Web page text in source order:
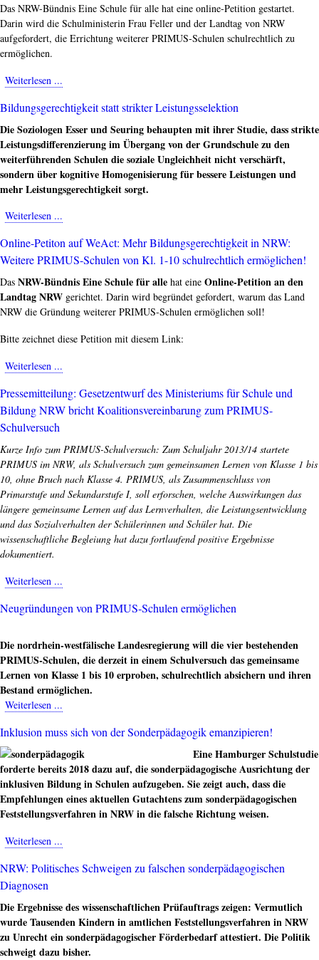
Das NRW-Bündnis Eine Schule für alle hat eine online-Petition gestartet.
Darin wird die Schulministerin Frau Feller und der Landtag von NRW
aufgefordert, die Errichtung weiterer PRIMUS-Schulen schulrechtlich zu
ermöglichen.
Weiterlesen ...
zur
Unterschriftenkampagne
PRIMUS-
Schulen
in
NRW
Bildungsgerechtigkeit statt strikter Leistungsselektion
Die Soziologen Esser und Seuring behaupten mit ihrer Studie, dass strikte
Leistungsdifferenzierung im Übergang von der Grundschule zu den
weiterführenden Schulen die soziale Ungleichheit nicht verschärft,
sondern über kognitive Homogenisierung für bessere Leistungen und
mehr Leistungsgerechtigkeit sorgt.
Weiterlesen ...
statt
strikter
Leistungsselektion
Online-Petiton auf WeAct: Mehr Bildungsgerechtigkeit in NRW:
Weitere PRIMUS-Schulen von Kl. 1-10 schulrechtlich ermöglichen!
Das NRW-Bündnis Eine Schule für alle hat eine Online-Petition an den
Landtag NRW gerichtet. Darin wird begründet gefordert, warum das Land
NRW die Gründung weiterer PRIMUS-Schulen ermöglichen soll!
Bitte zeichnet diese Petition mit diesem Link:
Weiterlesen ...
Petiton
auf
Bildungsgerechtigkeit
in
NRW:
Weitere
PRIMUS-
Schulen
von
schulrechtlich
Pressemitteilung: Gesetzentwurf des Ministeriums für Schule und
Bildung NRW bricht Koalitionsvereinbarung zum PRIMUS-
Schulversuch
Kurze Info zum PRIMUS-Schulversuch: Zum Schuljahr 2013/14 startete
PRIMUS im NRW, als Schulversuch zum gemeinsamen Lernen von Klasse 1 bis
10, ohne Bruch nach Klasse 4. PRIMUS, als Zusammenschluss von
Primarstufe und Sekundarstufe I, soll erforschen, welche Auswirkungen das
längere gemeinsame Lernen auf das Lernverhalten, die Leistungsentwicklung
und das Sozialverhalten der Schülerinnen und Schüler hat. Die
wissenschaftliche Begleiung hat dazu fortlaufend positive Ergebnisse
dokumentiert.
Weiterlesen ...
Gesetzentwurf
Ministeriums
für
Schule
und
Bildung
bricht
zum
PRIMUS-
Schulversuch
Neugründungen von PRIMUS-Schulen ermöglichen
Die nordrhein-westfälische Landesregierung will die vier bestehenden
PRIMUS-Schulen, die derzeit in einem Schulversuch das gemeinsame
Lernen von Klasse 1 bis 10 erproben, schulrechtlich absichern und ihren
Bestand ermöglichen.
Weiterlesen ...
von
PRIMUS-
Schulen
ermöglichen
Inklusion muss sich von der Sonderpädagogik emanzipieren!
Eine Hamburger Schulstudie
forderte bereits 2018 dazu auf, die sonderpädagogische Ausrichtung der
inklusiven Bildung in Schulen aufzugeben. Sie zeigt auch, dass die
Empfehlungen eines aktuellen Gutachtens zum sonderpädagogischen
Feststellungsverfahren in NRW in die falsche Richtung weisen.
Weiterlesen ...
muss
der
Sonderpädagogik
emanzipieren!
NRW: Politisches Schweigen zu falschen sonderpädagogischen
Diagnosen
Die Ergebnisse des wissenschaftlichen Prüfauftrags zeigen: Vermutlich
wurde Tausenden Kindern in amtlichen Feststellungsverfahren in NRW
zu Unrecht ein sonderpädagogischer Förderbedarf attestiert. Die Politik
schweigt dazu bisher.